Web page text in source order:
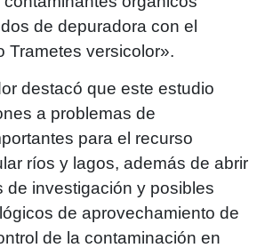
de depuradora con el
Trametes versicolor».
destacó que este estudio
a problemas de
para el recurso
ríos y lagos, además de abrir
de investigación y posibles
de aprovechamiento de
de la contaminación en